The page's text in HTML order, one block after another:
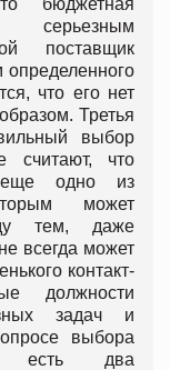
серьезным
поставщик
что его нет
Третья
выбор
считают, что
еще одно из
может
тем, даже
всегда может
контакт-
должности
задач и
выбора
есть два